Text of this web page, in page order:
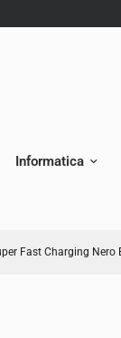
Informatica
Fast Charging Nero